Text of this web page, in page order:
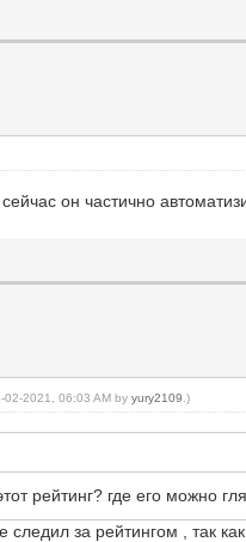
он частично
02-2021, 06:03 AM byyury2109 .)
рейтинг? где его можно
за рейтингом , так